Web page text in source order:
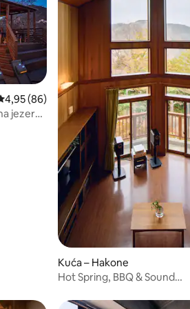
ocjena: 4,95/5, recenzija: 86
4,95 (86)
jezero |
Kuća – Hakone
Hot Spring, BBQ & Sound